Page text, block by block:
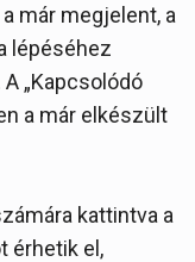
már megjelent, a
lépéséhez
„Kapcsolódó
a már elkészült
kattintva a
érhetik el,